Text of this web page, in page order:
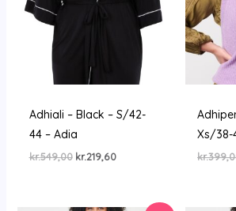
Adhiali – Black – S/42-
44 – Adia
kr.549,00 Den
kr.549,00.
kr.219,60Den
kr.219,60.
Xs/38-
kr.